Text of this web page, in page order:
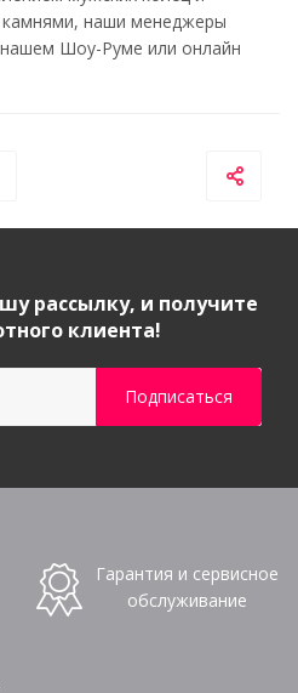
наши менеджеры
Шоу-Руме или онлайн
рассылку, и получите
клиента!
Гарантия и сервисное
обслуживание